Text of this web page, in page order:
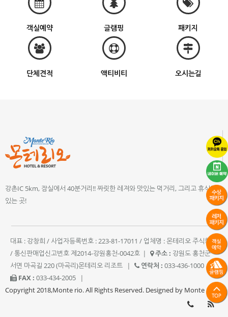
객실예약 글램핑 패키지
단체견적 액티비티 오시는길
강촌IC 5km, 잠실에서 40분거리!! 짜릿한 레져와 맛있는 먹거리, 그리고 휴식이
있는 곳!
대표 : 강창희 / 사업자등록번호 : 223-81-17011 / 업체명 : 몬테리오 주식회사
/ 통신판매업신고번호 제2014-강원홍천-0042호 | 주소 : 강원도 홍천군
서면 마곡길 220 (마곡리)몬테리오 리조트
| 연락처 : 033-436-1000
|
FAX : 033-434-2005
|
Copyright 2018,Monte rio. All Rights Reserved. Designed by Monte rio.